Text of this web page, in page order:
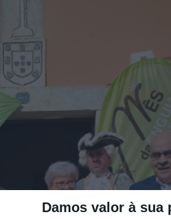
Damos valor à sua